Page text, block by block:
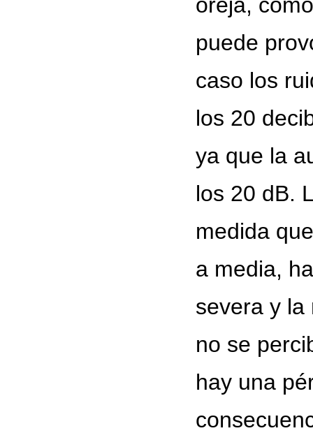
puede
caso los
los 20
ya que la
los 20 dB.
medida
a media,
severa y la
no se
hay una